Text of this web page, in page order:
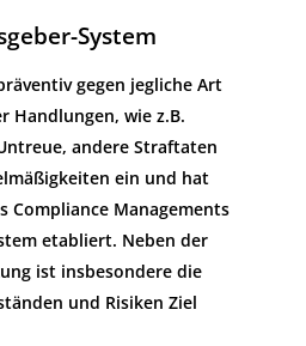
System
gegen jegliche Art
Handlungen, wie z.B.
andere Straftaten
ein und hat
Compliance Managements
etabliert. Neben der
ist insbesondere die
und Risiken Ziel